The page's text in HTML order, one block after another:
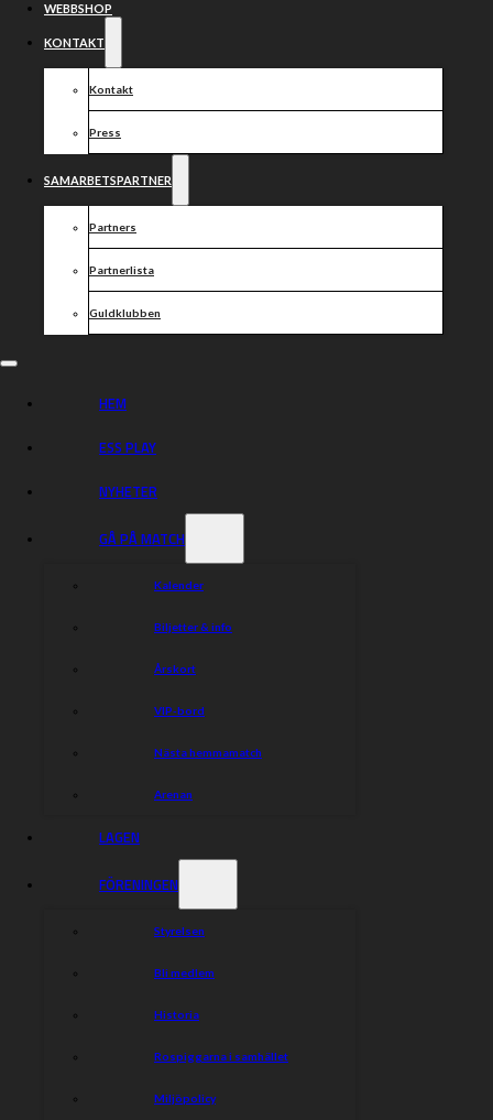
WEBBSHOP
KONTAKT
Kontakt
Press
SAMARBETSPARTNER
Partners
Partnerlista
Guldklubben
HEM
ESS PLAY
NYHETER
GÅ PÅ MATCH
Kalender
Biljetter & info
Årskort
VIP-bord
Nästa hemmamatch
Arenan
LAGEN
FÖRENINGEN
Styrelsen
Bli medlem
Historia
Rospiggarna i samhället
Miljöpolicy